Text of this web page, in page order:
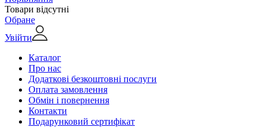
Товари відсутні
Обране
Увійти
Каталог
Про нас
Додаткові безкоштовні послуги
Оплата замовлення
Обмін і повернення
Контакти
Подарунковий сертифікат